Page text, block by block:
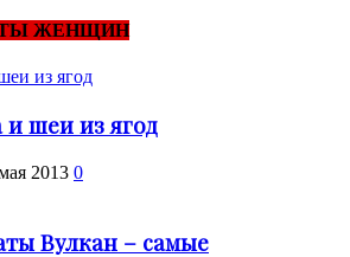
ЖЕНЩИН
шеи из ягод
2013 0
Вулкан – самые